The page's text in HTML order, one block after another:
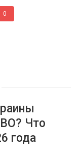
0
Что
года